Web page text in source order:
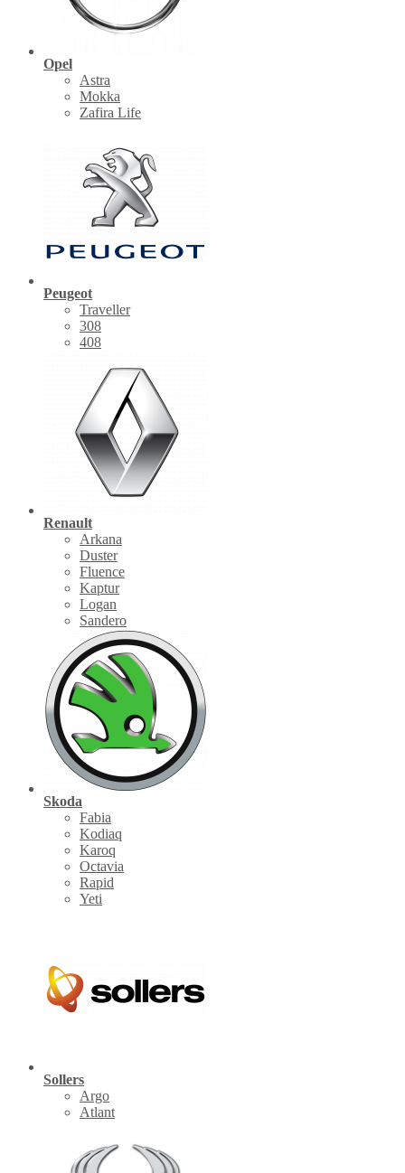
Opel
Astra
Mokka
Zafira Life
Peugeot
Traveller
308
408
Renault
Arkana
Duster
Fluence
Kaptur
Logan
Sandero
Skoda
Fabia
Kodiaq
Karoq
Octavia
Rapid
Yeti
Sollers
Argo
Atlant